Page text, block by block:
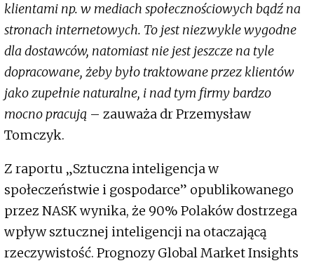
klientami np. w mediach społecznościowych bądź na
stronach internetowych. To jest niezwykle wygodne
dla dostawców, natomiast nie jest jeszcze na tyle
dopracowane, żeby było traktowane przez klientów
jako zupełnie naturalne, i nad tym firmy bardzo
mocno pracują – zauważa dr Przemysław
Tomczyk.
Z raportu „Sztuczna inteligencja w
społeczeństwie i gospodarce” opublikowanego
przez NASK wynika, że 90% Polaków dostrzega
wpływ sztucznej inteligencji na otaczającą
rzeczywistość. Prognozy Global Market Insights